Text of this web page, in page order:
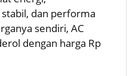
dan performa
sendiri, AC
dengan harga Rp